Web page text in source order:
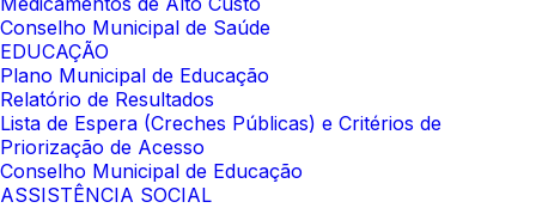
Conselho Municipal de Saúde
EDUCAÇÃO
Plano Municipal de Educação
Relatório de Resultados
Lista de Espera (Creches Públicas) e Critérios de
Priorização de Acesso
Conselho Municipal de Educação
ASSISTÊNCIA SOCIAL